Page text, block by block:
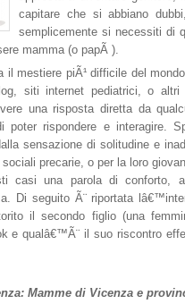
capitare che si abbiano
semplicemente si necessiti di
mamma (o papÃ ).
mestiere piÃ¹ difficile del
siti internet pediatrici, o
una risposta diretta da
rispondere e interagire.
sensazione di solitudine e
precarie, o per la loro
casi una parola di conforto,
Di seguito Ã¨ riportata
il secondo figlio (una
e qualâ€™Ã¨ il suo riscontro
Mamme di Vicenza e